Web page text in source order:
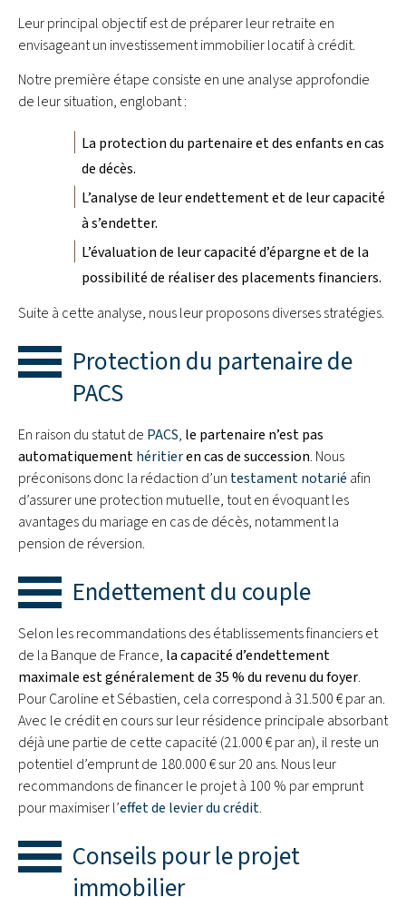
Leur principal objectif est de préparer leur retraite en
envisageant un investissement immobilier locatif à crédit.
Notre première étape consiste en une analyse approfondie
de leur situation, englobant :
La protection du partenaire et des enfants en cas
de décès.
L’analyse de leur endettement et de leur capacité
à s’endetter.
L’évaluation de leur capacité d’épargne et de la
possibilité de réaliser des placements financiers.
Suite à cette analyse, nous leur proposons diverses stratégies.
Protection du partenaire de
PACS
En raison du statut de PACS, le partenaire n’est pas
automatiquementhéritieren cas de succession. Nous
préconisons donc la rédaction d’un testament notarié afin
d’assurer une protection mutuelle, tout en évoquant les
avantages du mariage en cas de décès, notamment la
pension de réversion.
Endettement du couple
Selon les recommandations des établissements financiers et
de la Banque de France, la capacité d’endettement
maximale est généralement de 35 % du revenu du foyer.
Pour Caroline et Sébastien, cela correspond à 31.500 € par an.
Avec le crédit en cours sur leur résidence principale absorbant
déjà une partie de cette capacité (21.000 € par an), il reste un
potentiel d’emprunt de 180.000 € sur 20 ans. Nous leur
recommandons de financer le projet à 100 % par emprunt
pour maximiser l’effet de levier du crédit.
Conseils pour le projet
immobilier